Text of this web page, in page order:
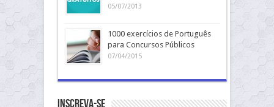
05/07/2013
1000 exercícios de Português
para Concursos Públicos
07/04/2015
Inscreva-se